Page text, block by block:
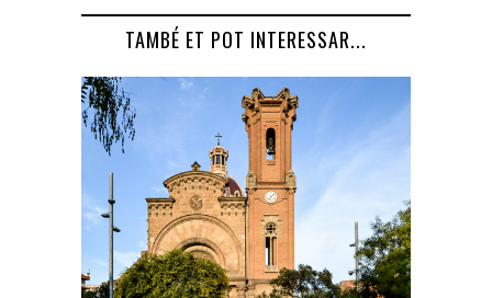
TAMBÉ ET POT INTERESSAR...